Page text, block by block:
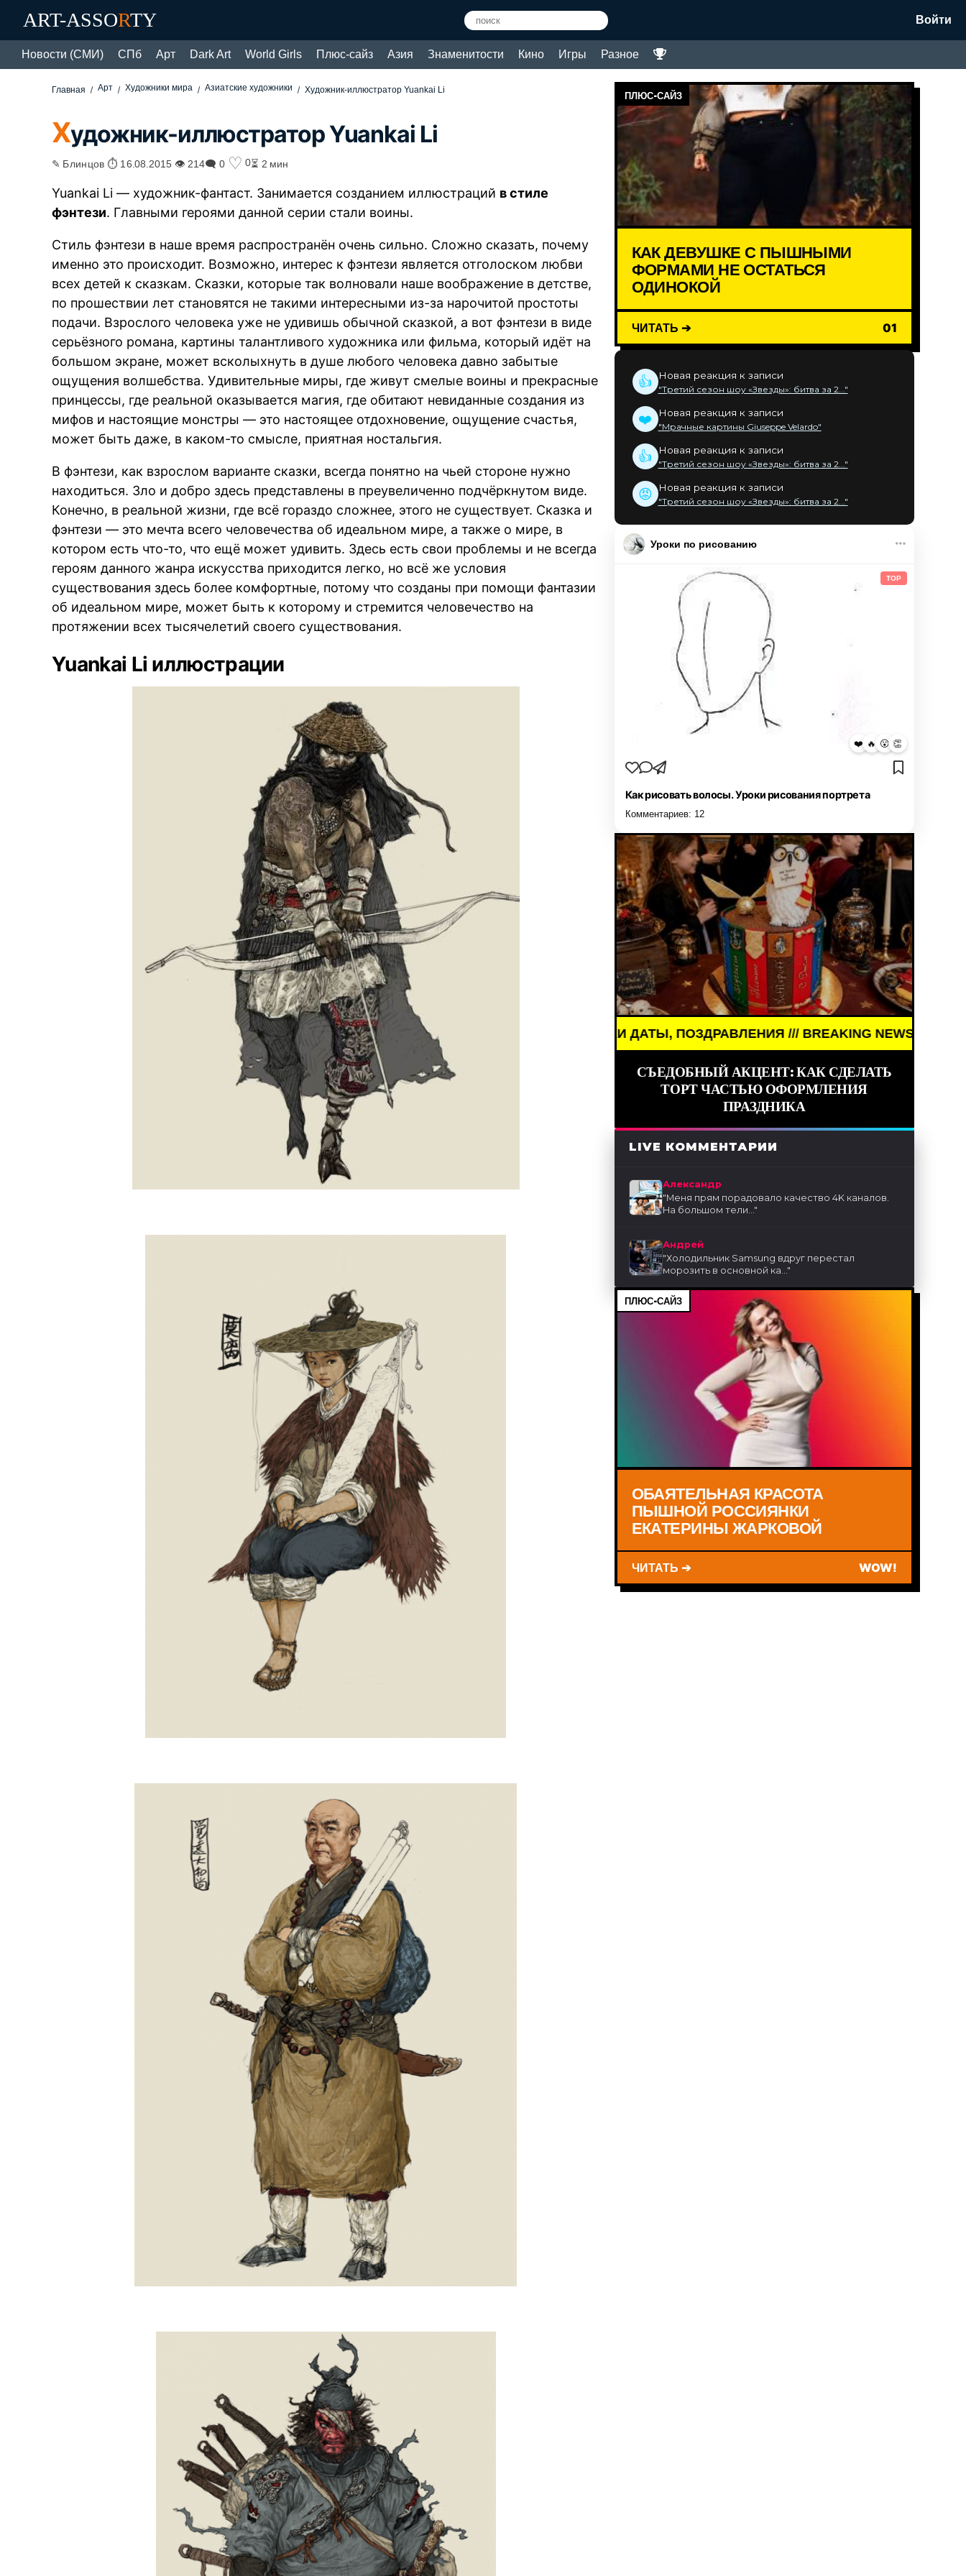
ART-ASSORTY Войти
Новости (СМИ) СПб Арт Dark Art World Girls Плюс-сайз Азия Знаменитости Кино Игры Разное
Главная Арт Художники мира Азиатские художники Художник-иллюстратор Yuankai Li
Художник-иллюстратор Yuankai Li
✎ Блинцов ⏱ 16.08.2015 👁 214🗨 0 ♡ 0⏳ 2 мин
Yuankai Li — художник-фантаст. Занимается созданием иллюстраций в стиле
фэнтези. Главными героями данной серии стали воины.
Стиль фэнтези в наше время распространён очень сильно. Сложно сказать, почему
именно это происходит. Возможно, интерес к фэнтези является отголоском любви
всех детей к сказкам. Сказки, которые так волновали наше воображение в детстве,
по прошествии лет становятся не такими интересными из-за нарочитой простоты
подачи. Взрослого человека уже не удивишь обычной сказкой, а вот фэнтези в виде
серьёзного романа, картины талантливого художника или фильма, который идёт на
большом экране, может всколыхнуть в душе любого человека давно забытые
ощущения волшебства. Удивительные миры, где живут смелые воины и прекрасные
принцессы, где реальной оказывается магия, где обитают невиданные создания из
мифов и настоящие монстры — это настоящее отдохновение, ощущение счастья,
может быть даже, в каком-то смысле, приятная ностальгия.
В фэнтези, как взрослом варианте сказки, всегда понятно на чьей стороне нужно
находиться. Зло и добро здесь представлены в преувеличенно подчёркнутом виде.
Конечно, в реальной жизни, где всё гораздо сложнее, этого не существует. Сказка и
фэнтези — это мечта всего человечества об идеальном мире, а также о мире, в
котором есть что-то, что ещё может удивить. Здесь есть свои проблемы и не всегда
героям данного жанра искусства приходится легко, но всё же условия
существования здесь более комфортные, потому что созданы при помощи фантазии
об идеальном мире, может быть к которому и стремится человечество на
протяжении всех тысячелетий своего существования.
Yuankai Li иллюстрации
ПЛЮС-САЙЗ
КАК ДЕВУШКЕ С ПЫШНЫМИ
ФОРМАМИ НЕ ОСТАТЬСЯ
ОДИНОКОЙ
ЧИТАТЬ ➔ 01
👍 Новая реакция к записи
"Третий сезон шоу «Звезды»: битва за 2..."
❤️ Новая реакция к записи
"Мрачные картины Giuseppe Velardo"
👍 Новая реакция к записи
"Третий сезон шоу «Звезды»: битва за 2..."
😡 Новая реакция к записи
"Третий сезон шоу «Звезды»: битва за 2..."
Уроки по рисованию
TOP
❤️ 🔥 😮 👏
Как рисовать волосы. Уроки рисования портрета
Комментариев: 12
BREAKING NEWS /// НОВОСТИ (СМИ) /// ПРАЗДНИКИ ДАТЫ, ПОЗДРАВЛЕНИЯ /// BREAKING NEWS /// НОВОСТИ (СМИ) ///
СЪЕДОБНЫЙ АКЦЕНТ: КАК СДЕЛАТЬ
ТОРТ ЧАСТЬЮ ОФОРМЛЕНИЯ
ПРАЗДНИКА
LIVE КОММЕНТАРИИ
Александр
"Меня прям порадовало качество 4K каналов.
На большом тели..."
Андрей
"Холодильник Samsung вдруг перестал
морозить в основной ка..."
ПЛЮС-САЙЗ
ОБАЯТЕЛЬНАЯ КРАСОТА
ПЫШНОЙ РОССИЯНКИ
ЕКАТЕРИНЫ ЖАРКОВОЙ
ЧИТАТЬ ➔ WOW!